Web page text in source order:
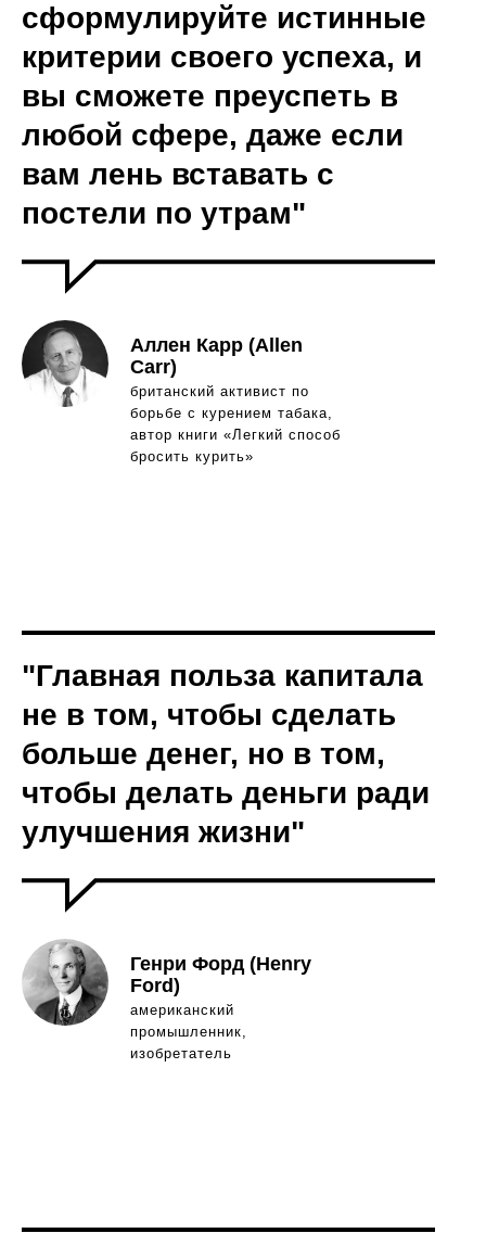
сформулируйте истинные
критерии своего успеха, и
вы сможете преуспеть в
любой сфере, даже если
вам лень вставать с
постели по утрам"
Аллен Карр (Allen
Carr)
британский активист по
борьбе с курением табака,
автор книги «Легкий способ
бросить курить»
"Главная польза капитала
не в том, чтобы сделать
больше денег, но в том,
чтобы делать деньги ради
улучшения жизни"
Генри Форд (Henry
Ford)
американский
промышленник,
изобретатель